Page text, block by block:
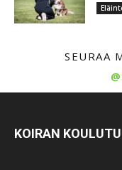
SEURAA
KOIRAN